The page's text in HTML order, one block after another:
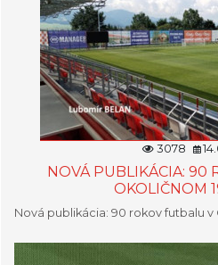
3078
NOVÁ PUBLIKÁCIA: 90
OKOLIČNOM
Nová publikácia: 90 rokov futbalu v